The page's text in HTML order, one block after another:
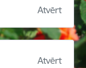
Atvērt
Atvērt